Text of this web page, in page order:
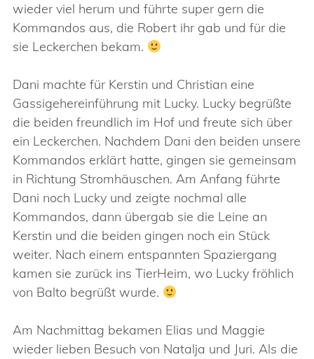
wieder viel herum und führte super gern die
Kommandos aus, die Robert ihr gab und für die
sie Leckerchen bekam.
Dani machte für Kerstin und Christian eine
Gassigehereinführung mit Lucky. Lucky begrüßte
die beiden freundlich im Hof und freute sich über
ein Leckerchen. Nachdem Dani den beiden unsere
Kommandos erklärt hatte, gingen sie gemeinsam
in Richtung Stromhäuschen. Am Anfang führte
Dani noch Lucky und zeigte nochmal alle
Kommandos, dann übergab sie die Leine an
Kerstin und die beiden gingen noch ein Stück
weiter. Nach einem entspannten Spaziergang
kamen sie zurück ins TierHeim, wo Lucky fröhlich
von Balto begrüßt wurde.
Am Nachmittag bekamen Elias und Maggie
wieder lieben Besuch von Natalja und Juri. Als die